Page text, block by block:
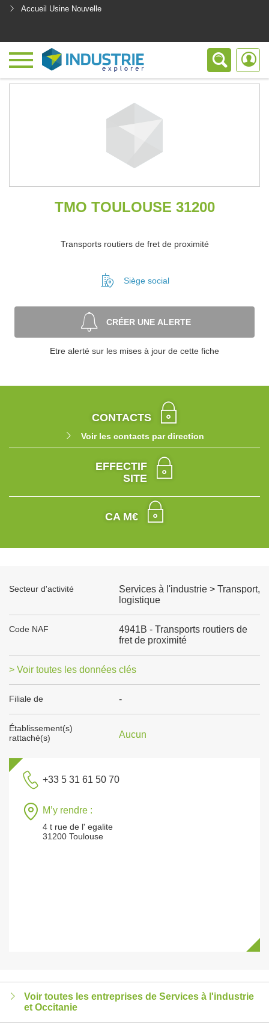
Accueil Usine Nouvelle
TMO TOULOUSE 31200
Transports routiers de fret de proximité
Siège social
CRÉER UNE ALERTE
Etre alerté sur les mises à jour de cette fiche
CONTACTS
Voir les contacts par direction
EFFECTIF
SITE
CA M€
Secteur d'activité
Services à l'industrie > Transport,
logistique
Code NAF
4941B - Transports routiers de
fret de proximité
> Voir toutes les données clés
Filiale de -
Établissement(s)
rattaché(s)
Aucun
+33 5 31 61 50 70
M’y rendre :
4 t rue de l' egalite
31200 Toulouse
Voir toutes les entreprises de Services à l'industrie
et Occitanie